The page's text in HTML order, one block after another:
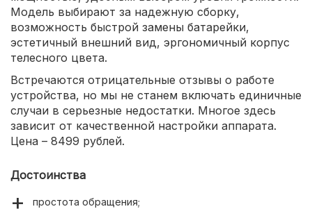
Модель выбирают за надежную сборку,
возможность быстрой замены батарейки,
эстетичный внешний вид, эргономичный корпус
телесного цвета.
Встречаются отрицательные отзывы о работе
устройства, но мы не станем включать единичные
случаи в серьезные недостатки. Многое здесь
зависит от качественной настройки аппарата.
Цена – 8499 рублей.
Достоинства
простота обращения;